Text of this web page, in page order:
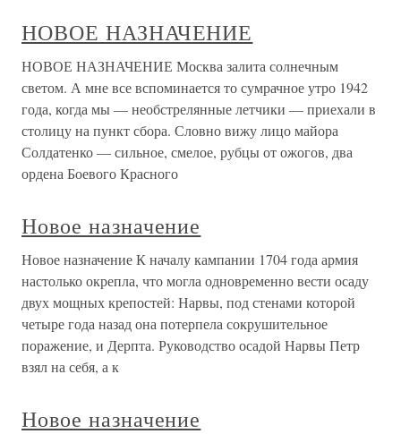
НОВОЕ НАЗНАЧЕНИЕ
НОВОЕ НАЗНАЧЕНИЕ Москва залита солнечным
светом. А мне все вспоминается то сумрачное утро 1942
года, когда мы — необстрелянные летчики — приехали в
столицу на пункт сбора. Словно вижу лицо майора
Солдатенко — сильное, смелое, рубцы от ожогов, два
ордена Боевого Красного
Новое назначение
Новое назначение К началу кампании 1704 года армия
настолько окрепла, что могла одновременно вести осаду
двух мощных крепостей: Нарвы, под стенами которой
четыре года назад она потерпела сокрушительное
поражение, и Дерпта. Руководство осадой Нарвы Петр
взял на себя, а к
Новое назначение